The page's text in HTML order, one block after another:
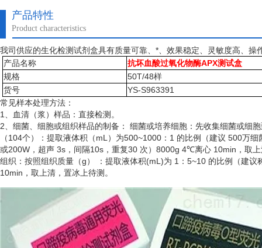
产品特性
Product characteristics
我司供应的生化检测试剂盒具有质量可靠、*、效果稳定、灵敏度高、操
产品名称
抗坏血酸过氧化物酶APX测试盒
规格
50T/48样
货号
YS-S963391
常见样本处理方法：
1、血清（浆）样品：直接检测。
2、细菌、细胞或组织样品的制备： 细菌或培养细胞：先收集细菌或细
（104个）：提取液体积（mL）为500~1000：1 的比例（建议 500万
或200W，超声 3s，间隔10s，重复30 次）8000g 4℃离心 10min，取
组织：按照组织质量（g） ：提取液体积(mL)为 1：5~10 的比例（建
10min，取上清，置冰上待测。